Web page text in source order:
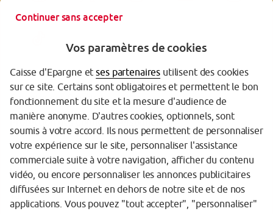
Garantie des Dépôts
Protection des données personnelles
Politique cookies
Sécurité
Tarifs
Continuer sans accepter
Vos paramètres de cookies
Caisse d'Epargne etses partenaires utilisent des cookies
sur ce site. Certains sont obligatoires et permettent le bon
fonctionnement du site et la mesure d'audience de
manière anonyme. D'autres cookies, optionnels, sont
soumis à votre accord. Ils nous permettent de personnaliser
votre expérience sur le site, personnaliser l'assistance
commerciale suite à votre navigation, afficher du contenu
vidéo, ou encore personnaliser les annonces publicitaires
diffusées sur Internet en dehors de notre site et de nos
applications. Vous pouvez "tout accepter", "personnaliser"